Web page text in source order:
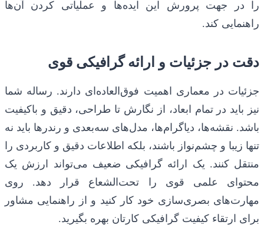
را در جهت پرورش این ایده‌ها و عملیاتی کردن آن‌ها
راهنمایی کند.
دقت در جزئیات و ارائه گرافیکی قوی
جزئیات در معماری اهمیت فوق‌العاده‌ای دارند. رساله شما
نیز باید در تمام ابعاد، از نگارش تا طراحی، دقیق و باکیفیت
باشد. نقشه‌ها، دیاگرام‌ها، مدل‌های سه‌بعدی و رندرها باید نه
تنها زیبا و چشم‌نواز باشند، بلکه اطلاعات دقیق و کاربردی را
منتقل کنند. یک ارائه گرافیکی ضعیف می‌تواند ارزش یک
محتوای علمی قوی را تحت‌الشعاع قرار دهد. روی
مهارت‌های بصری‌سازی خود کار کنید و از راهنمایی مشاور
برای ارتقاء کیفیت گرافیکی کارتان بهره بگیرید.